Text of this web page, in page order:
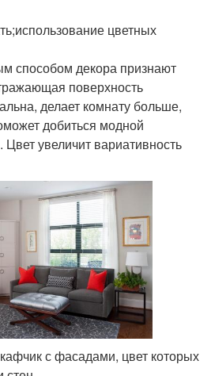
цветных
способом декора признают
поверхность
делает комнату больше,
добиться модной
Цвет увеличит вариативность
с фасадами, цвет которых